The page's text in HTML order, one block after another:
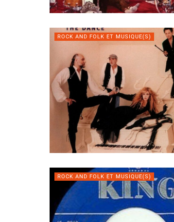
ROCK AND FOLK ET MUSIQUE(S)
ROCK AND FOLK ET MUSIQUE(S)